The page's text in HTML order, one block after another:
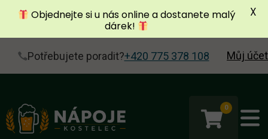
Potřebujete poradit?+420 775 378 108 Můj účet
0
Objednejte si u nás online a dostanete malý
dárek!
X